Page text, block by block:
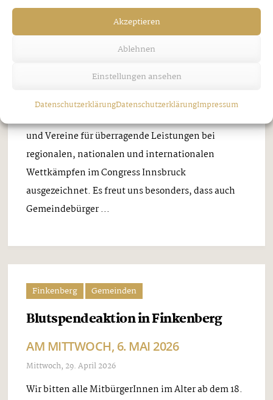
Akzeptieren
Ablehnen
Einstellungen ansehen
DatenschutzerklärungDatenschutzerklärungImpressum
Gerhard Gahleitner ausgezeichnet
GRATULATION DURCH DAS LAND
Mittwoch, 29. April 2026
Im Rahmen der diesjährigen Tiroler Meisterehrung
und Vereine für überragende Leistungen bei
regionalen, nationalen und internationalen
Wettkämpfen im Congress Innsbruck
ausgezeichnet. Es freut uns besonders, dass auch
Gemeindebürger ...
Finkenberg Gemeinden
Blutspendeaktion in Finkenberg
AM MITTWOCH, 6. MAI 2026
Mittwoch, 29. April 2026
Wir bitten alle MitbürgerInnen im Alter ab dem 18.